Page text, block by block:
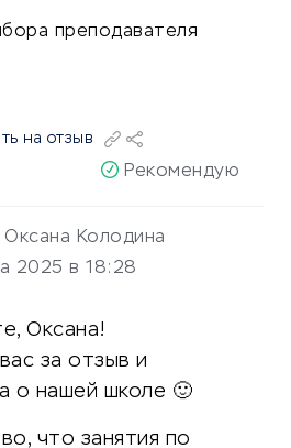
преподавателя
на отзыв
Рекомендую
Оксана Колодина
2025 в 18:28
Оксана!
за отзыв и
о нашей школе 🙂
что занятия по